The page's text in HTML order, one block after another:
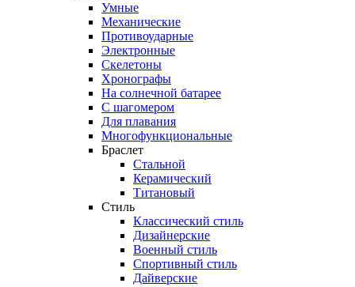
Умные
Механические
Противоударные
Электронные
Скелетоны
Хронографы
На солнечной батарее
С шагомером
Для плавания
Многофункциональные
Браслет
Стальной
Керамический
Титановый
Стиль
Классический стиль
Дизайнерские
Военный стиль
Спортивный стиль
Дайверские